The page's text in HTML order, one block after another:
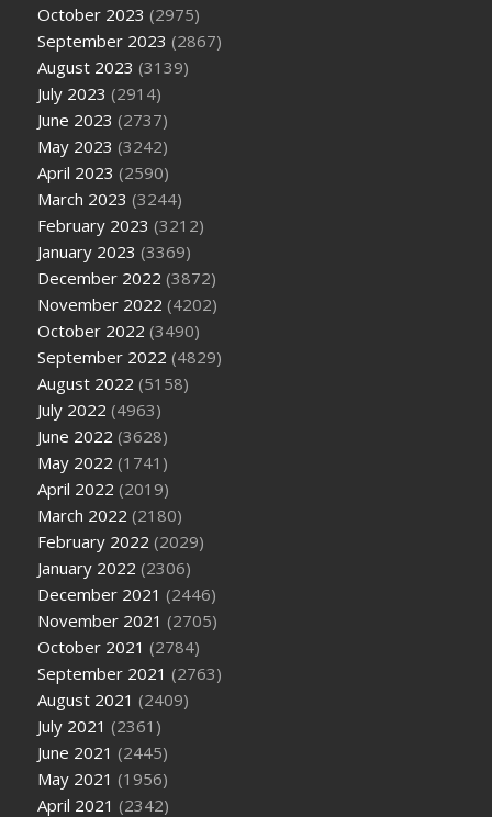
October 2023 (2975)
September 2023 (2867)
August 2023 (3139)
July 2023 (2914)
June 2023 (2737)
May 2023 (3242)
April 2023 (2590)
March 2023 (3244)
February 2023 (3212)
January 2023 (3369)
December 2022 (3872)
November 2022 (4202)
October 2022 (3490)
September 2022 (4829)
August 2022 (5158)
July 2022 (4963)
June 2022 (3628)
May 2022 (1741)
April 2022 (2019)
March 2022 (2180)
February 2022 (2029)
January 2022 (2306)
December 2021 (2446)
November 2021 (2705)
October 2021 (2784)
September 2021 (2763)
August 2021 (2409)
July 2021 (2361)
June 2021 (2445)
May 2021 (1956)
April 2021 (2342)